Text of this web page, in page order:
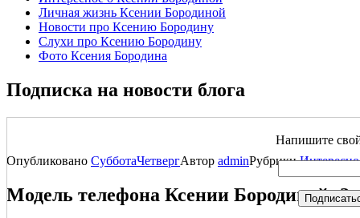
Личная жизнь Ксении Бородиной
Новости про Ксению Бородину
Слухи про Ксению Бородину
Фото Ксения Бородина
Подписка на новости блога
Напишите
Опубликовано СубботаЧетвергАвтор adminРубрики
Модель телефона Ксении Бородиной: 2